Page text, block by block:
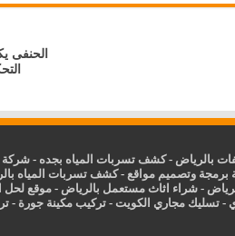
الحنفى
بالرياض -كشف تسربات المياه بجده -شركة
برمجة وتصميم مواقع -كشف تسربات المياه
-شراء اثاث مستعمل بالرياض - موقع لحل
-تسليك مجاري الكويت -تركيب مكينة جورة -